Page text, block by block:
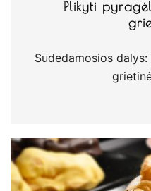
Plikyti
Sudedamosios